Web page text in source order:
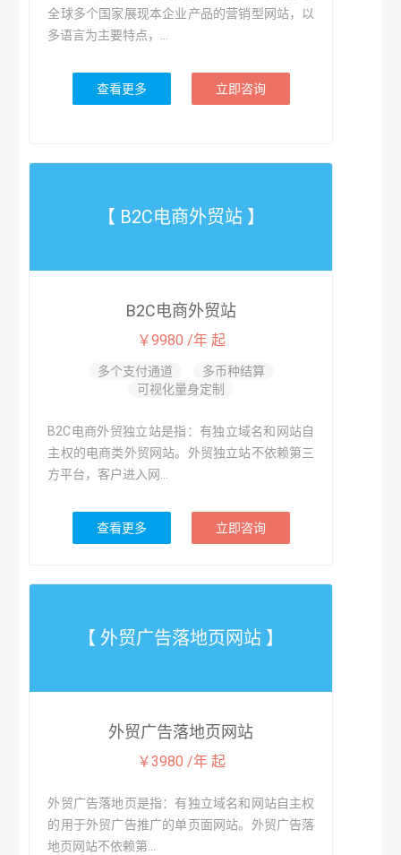
全球多个国家展现本企业产品的营销型网站，以
多语言为主要特点，...
查看更多 立即咨询
【 B2C电商外贸站 】
B2C电商外贸站
￥9980 /年 起
多个支付通道
多币种结算
可视化量身定制
B2C电商外贸独立站是指：有独立域名和网站自
主权的电商类外贸网站。外贸独立站不依赖第三
方平台，客户进入网...
查看更多 立即咨询
【 外贸广告落地页网站 】
外贸广告落地页网站
￥3980 /年 起
外贸广告落地页是指：有独立域名和网站自主权
的用于外贸广告推广的单页面网站。外贸广告落
地页网站不依赖第...